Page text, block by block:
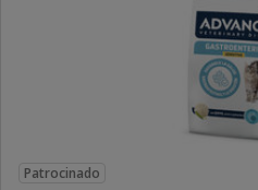
Patrocinado